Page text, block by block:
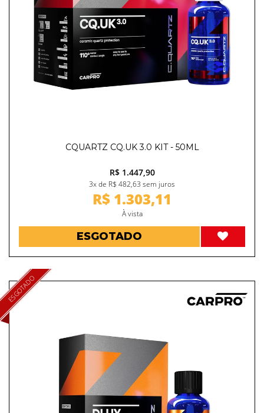
CQUARTZ CQ.UK 3.0 KIT - 50ML
R$ 1.447,90
3x de R$ 482,63 sem juros
R$ 1.303,11
À vista
ESGOTADO
ESGOTADO